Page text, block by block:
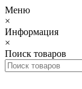
Меню
×
Информация
×
Поиск товаров